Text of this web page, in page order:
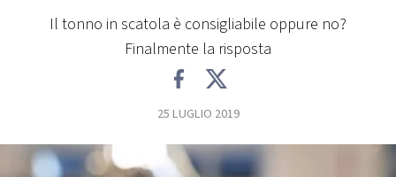
FOTO
Il tonno in scatola è consigliabile oppure no?
Finalmente la risposta
25 LUGLIO 2019